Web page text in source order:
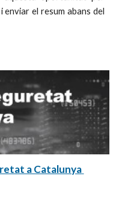
el resum abans del
a Catalunya